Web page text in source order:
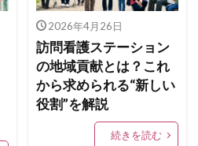
2026年4月26日
訪問看護ステーション
の地域貢献とは？これ
から求められる“新しい
役割”を解説
続きを読む